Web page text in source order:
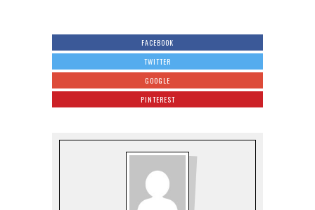
FACEBOOK
TWITTER
GOOGLE
PINTEREST